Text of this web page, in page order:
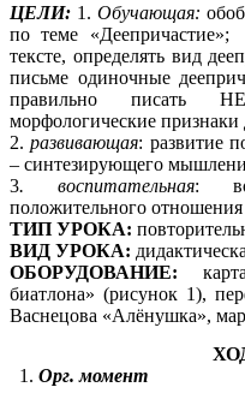
ЦЕЛИ: 1. Обучающая:
по теме «Деепричастие»;
тексте, определять вид
письме одиночные
правильно писать
морфологические признаки
2.развивающая: развитие
– синтезирующего
3. воспитательная:
положительного
ТИП УРОКА:
ВИД УРОКА:
ОБОРУДОВАНИЕ:
биатлона» (рисунок 1),
Васнецова «Алёнушка»,
Орг. момент